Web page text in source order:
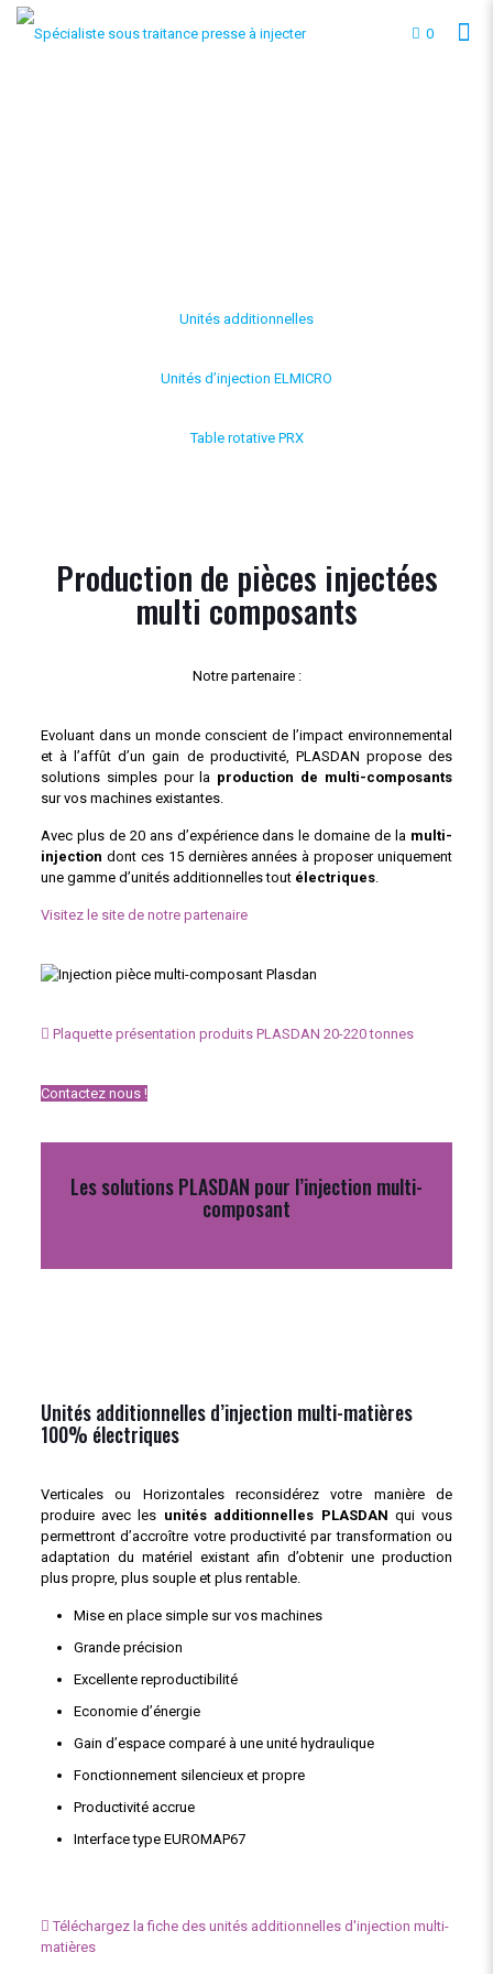
0
Unités additionnelles
Unités d’injection ELMICRO
Table rotative PRX
Production de pièces injectées
multi composants
Notre partenaire :
Evoluant dans un monde conscient de l’impact environnemental
et à l’affût d’un gain de productivité, PLASDAN propose des
solutions simples pour la production de multi-composants
sur vos machines existantes.
Avec plus de 20 ans d’expérience dans le domaine de la multi-
injection dont ces 15 dernières années à proposer uniquement
une gamme d’unités additionnelles tout électriques.
Visitez le site de notre partenaire
Plaquette présentation produits PLASDAN 20-220 tonnes
Contactez nous !
Les solutions PLASDAN pour l’injection multi-
composant
Unités additionnelles d’injection multi-matières
100% électriques
Verticales ou Horizontales reconsidérez votre manière de
produire avec les unités additionnelles PLASDAN qui vous
permettront d’accroître votre productivité par transformation ou
adaptation du matériel existant afin d’obtenir une production
plus propre, plus souple et plus rentable.
Mise en place simple sur vos machines
Grande précision
Excellente reproductibilité
Economie d’énergie
Gain d’espace comparé à une unité hydraulique
Fonctionnement silencieux et propre
Productivité accrue
Interface type EUROMAP67
Téléchargez la fiche des unités additionnelles d'injection multi-
matières